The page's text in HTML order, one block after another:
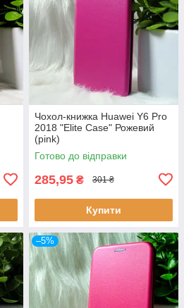
Чохол-книжка Huawei Y6 Pro
2018 "Elite Case" Рожевий
(pink)
Готово до відправки
285,95 ₴ 301 ₴
Купити
–5%